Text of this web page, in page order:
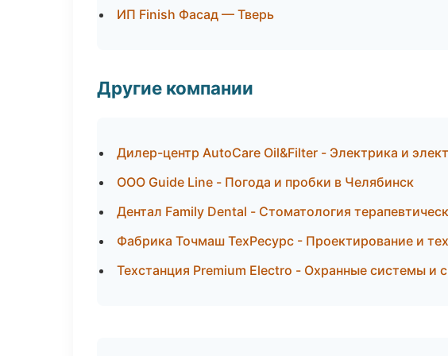
ИП Finish Фасад — Тверь
Другие компании
Дилер-центр AutoCare Oil&Filter - Электрика и
ООО Guide Line - Погода и пробки в Челябинск
Дентал Family Dental - Стоматология
Фабрика Точмаш ТехРесурс - Проектирование и
Техстанция Premium Electro - Охранные системы и